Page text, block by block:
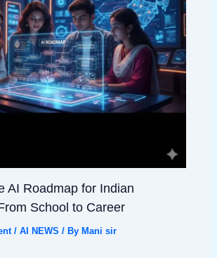
AI Roadmap for Indian
School to Career
/AI NEWS / ByMani sir